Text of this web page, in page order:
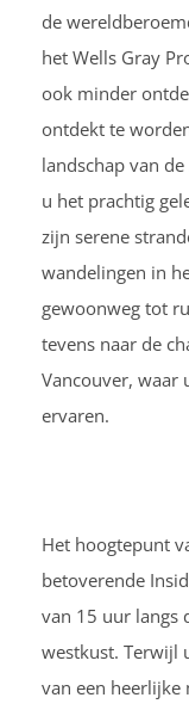
de
het Wells Gray
ook minder
ontdekt te
landschap van
u het prachtig
zijn serene
wandelingen in
gewoonweg tot
tevens naar de
Vancouver, waar
ervaren.
Het hoogtepunt
betoverende
van 15 uur langs
westkust. Terwijl
van een heerlijke